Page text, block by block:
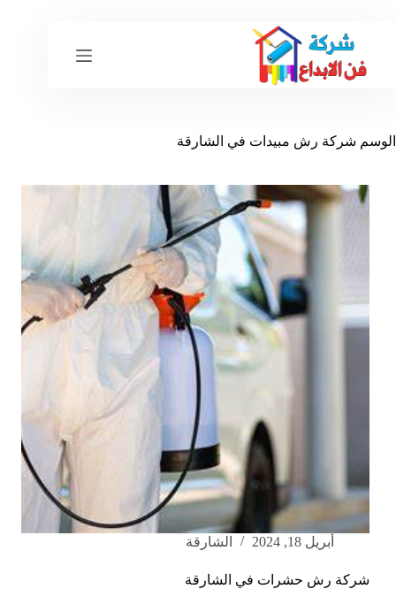
المحتوى
الوسم ‏شركة رش مبيدات في الشارقة
أبريل 18, 2024 الشارقة
شركة رش حشرات في الشارقة